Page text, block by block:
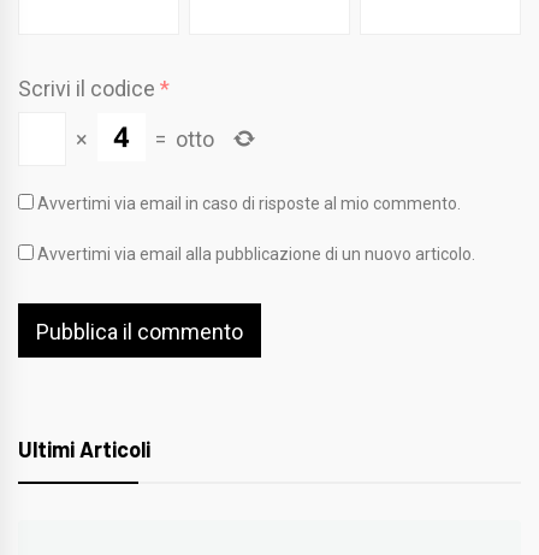
Scrivi il codice *
×
= otto
Avvertimi via email in caso di risposte al mio commento.
Avvertimi via email alla pubblicazione di un nuovo articolo.
Ultimi Articoli